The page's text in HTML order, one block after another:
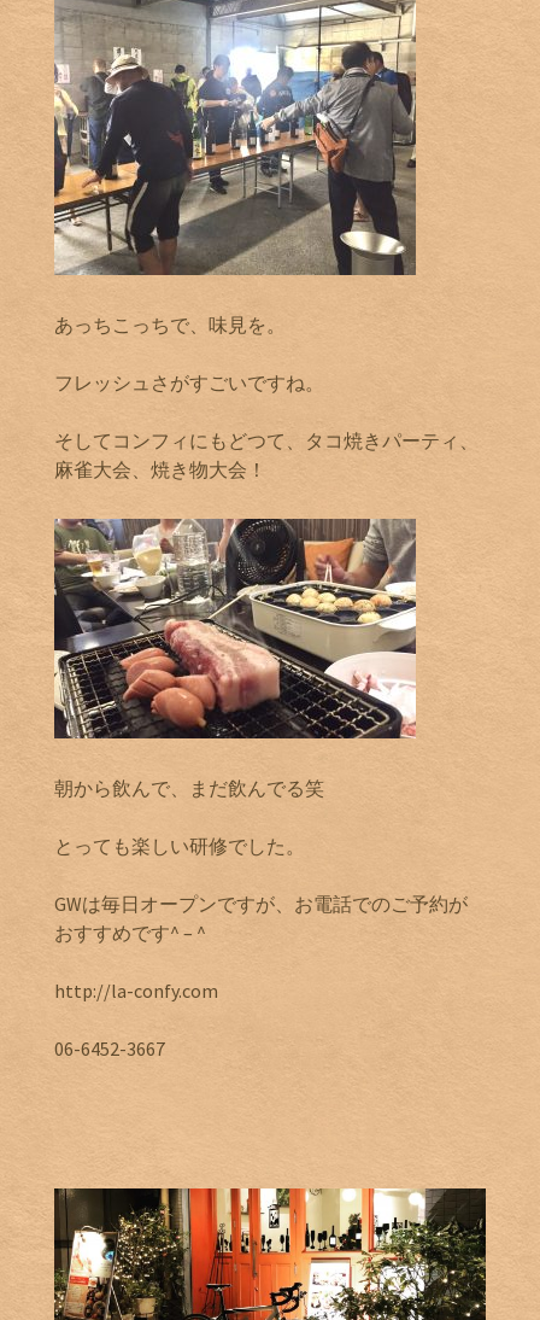
あっちこっちで、味見を。
フレッシュさがすごいですね。
そしてコンフィにもどつて、タコ焼きパーティ、
麻雀大会、焼き物大会！
朝から飲んで、まだ飲んでる笑
とっても楽しい研修でした。
GWは毎日オープンですが、お電話でのご予約が
おすすめです^ – ^
http://la-confy.com
06-6452-3667